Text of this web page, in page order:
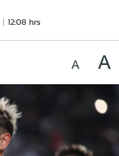
12:08 hrs